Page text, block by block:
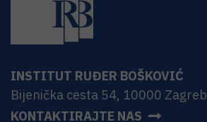
INSTITUT RUĐER BOŠKOVIĆ
Bijenička cesta 54, 10000 Zagreb
KONTAKTIRAJTE NAS